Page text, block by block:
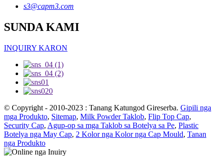
s3@capm3.com
SUNDA KAMI
INQUIRY KARON
© Copyright - 2010-2023 : Tanang Katungod Gireserba. Gipili nga
mga Produkto, Sitemap, Milk Powder Taklob, Flip Top Cap,
Security Cap, Agup-op sa mga Taklob sa Botelya sa Pe, Plastic
Botelya nga May Cap, 2 Kolor nga Kolor nga Cap Mould, Tanan
nga Produkto